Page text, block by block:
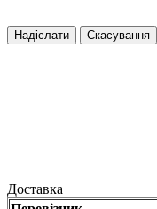
Надіслати Скасування
Доставка